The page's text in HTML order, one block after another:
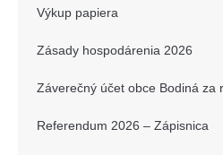
Výkup papiera
Zásady hospodárenia 2026
Záverečný účet obce Bodiná za
Referendum 2026 – Zápisnica